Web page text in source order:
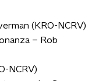
(KRO-NCRV)
– Rob
NCRV)